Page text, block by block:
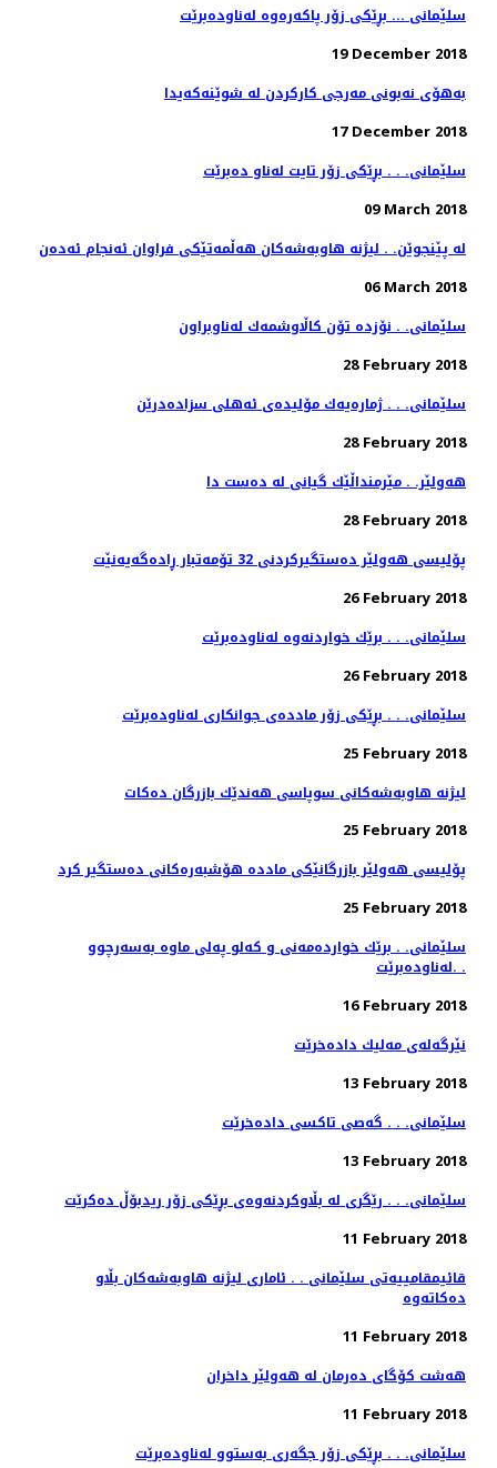
سلێمانی ... بڕێكی زۆر پاكه‌ره‌وه‌ له‌ناوده‌برێت
19 December 2018
به‌هۆی نه‌بونی مه‌رجی كاركردن له‌ شوێنه‌كه‌یدا
17 December 2018
سلێمانی. . . بڕێكی زۆر تایت له‌ناو ده‌برێت
09 March 2018
له‌ پێنجوێن. . لیژنه‌ هاوبه‌شه‌كان هه‌ڵمه‌تێكی فراوان ئه‌نجام ئه‌ده‌ن
06 March 2018
سلێمانی. . نۆزده‌ تۆن كاڵاوشمه‌ك له‌ناوبراون
28 February 2018
سلێمانی. . . ژماره‌یه‌ك مۆلیده‌ی ئه‌هلی سزاده‌درێن
28 February 2018
هەولێر. . مێرمنداڵێك گیانی لە دەست دا
28 February 2018
پۆلیسی هەولێر دەستگیركردنی 32 تۆمەتبار ڕادەگەیەنێت
26 February 2018
سلێمانی. . . برێك خواردنه‌وه‌ له‌ناوده‌برێت
26 February 2018
سلێمانی. . . بڕێكی زۆر مادده‌ی جوانكاری له‌ناوده‌برێت
25 February 2018
لیژنه‌ هاوبه‌شه‌كانی سوپاسی هه‌ندێك بازرگان ده‌كات
25 February 2018
پۆلیسی هەولێر بازرگانێكی ماددە هۆشبەرەكانی دەستگیر كرد
25 February 2018
سلێمانی. . برێك خوارده‌مه‌نی و كه‌لو په‌لی ماوه‌ به‌سه‌رچوو
له‌ناوده‌برێت. .
16 February 2018
نێرگه‌له‌ی مه‌لیك داده‌خرێت
13 February 2018
سلێمانی. . . گه‌صی تاكسی داده‌خرێت
13 February 2018
سلێمانی. . . رێگری له‌ بڵاوكردنه‌وه‌ی بڕێكی زۆر ریدبۆڵ ده‌كرێت
11 February 2018
قائیمقامییه‌تی سلێمانی . . ئاماری لیژنه‌ هاوبه‌شه‌كان بڵاو
11 February 2018
هەشت كۆگای دەرمان لە هەولێر داخران
11 February 2018
سلێمانی. . . بڕێكی زۆر جگه‌ری به‌ستوو له‌ناوده‌برێت